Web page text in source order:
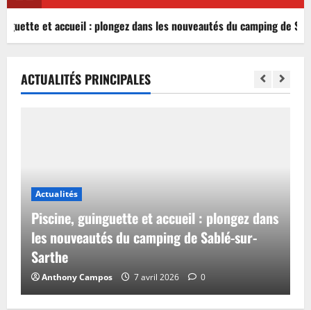
et accueil : plongez dans les nouveautés du camping de
ACTUALITÉS PRINCIPALES
Actualités
Piscine, guinguette et accueil : plongez dans
les nouveautés du camping de Sablé-sur-
Sarthe
Anthony Campos 7 avril 2026 0